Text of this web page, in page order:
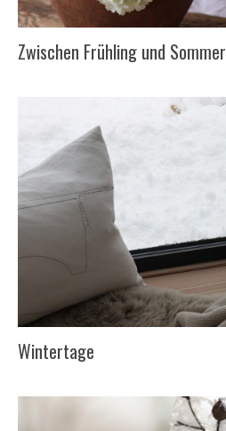
Zwischen Frühling und Sommer
Wintertage